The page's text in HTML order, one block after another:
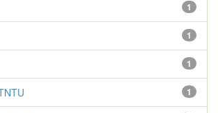
1
1
1
1